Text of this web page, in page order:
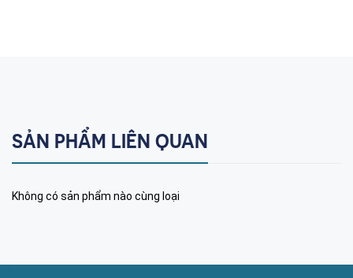
SẢN PHẨM LIÊN QUAN
Không có sản phẩm nào cùng loại